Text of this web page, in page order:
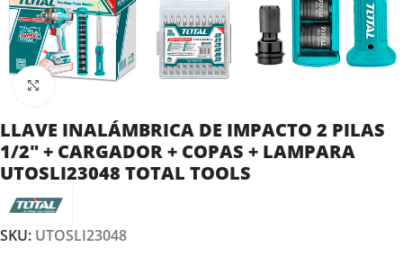
Clic para ampliar
LLAVE INALÁMBRICA DE IMPACTO 2 PILAS
1/2″ + CARGADOR + COPAS + LAMPARA
UTOSLI23048 TOTAL TOOLS
SKU: UTOSLI23048